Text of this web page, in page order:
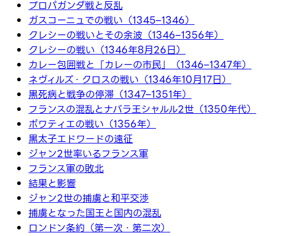
プロパガンダ戦と反乱
ガスコーニュでの戦い（1345–1346）
クレシーの戦いとその余波（1346–1356年）
クレシーの戦い（1346年8月26日）
カレー包囲戦と「カレーの市民」（1346–1347年）
ネヴィルズ・クロスの戦い（1346年10月17日）
黒死病と戦争の停滞（1347–1351年）
フランスの混乱とナバラ王シャルル2世（1350年代）
ポワティエの戦い（1356年）
黒太子エドワードの遠征
ジャン2世率いるフランス軍
フランス軍の敗北
結果と影響
ジャン2世の捕虜と和平交渉
捕虜となった国王と国内の混乱
ロンドン条約（第一次・第二次）